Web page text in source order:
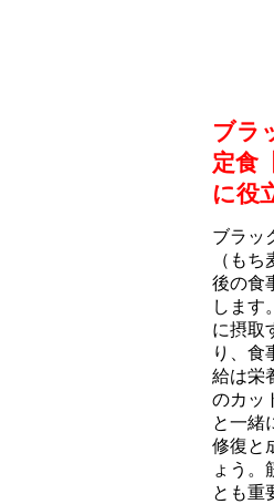
ブラ
定食
に役
ブラッ
（も
後の食
します
に摂取
り、食
給は栄
のカッ
と一緒
修復と
ょう。
とも重